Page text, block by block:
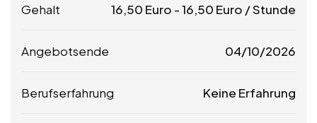
Gehalt 16,50 Euro -16,50 Euro / Stunde
Angebotsende 04/10/2026
Berufserfahrung Keine Erfahrung